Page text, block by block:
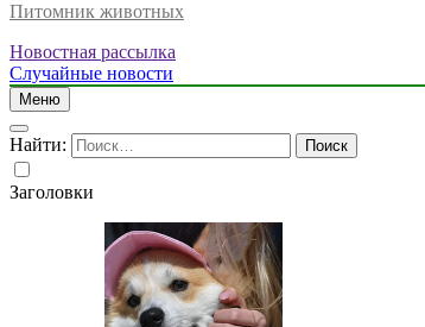
Питомник животных
Новостная рассылка
Случайные новости
Меню
Найти:
Заголовки